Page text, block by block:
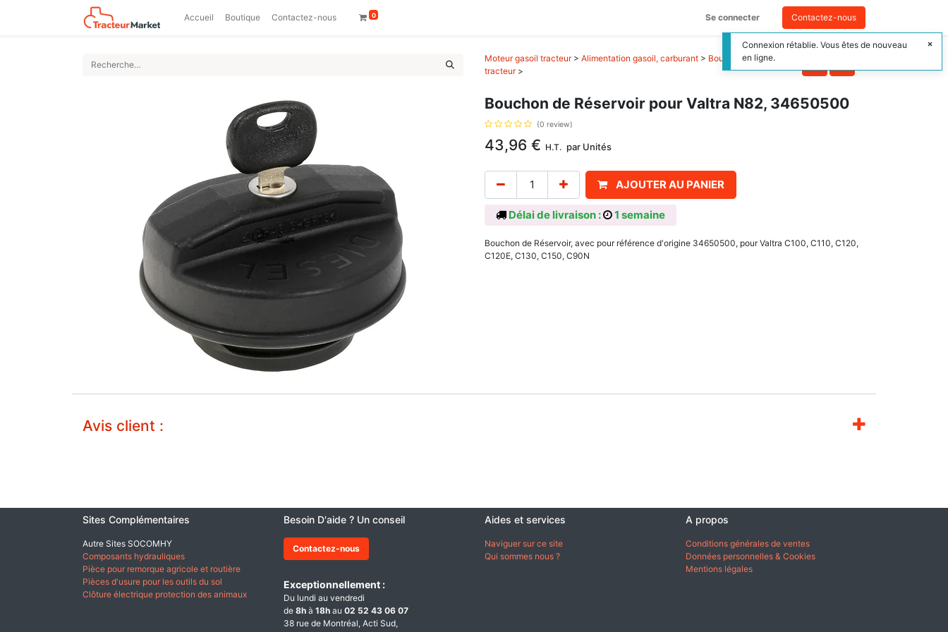
Accueil Boutique Contactez-nous 0 Se connecter Contactez-nous
Moteur gasoil tracteur> Alimentation gasoil, carburant > Bouchon du réservoir
tracteur>
Bouchon de Réservoir pour Valtra N82, 34650500
(0 review)
43,96 € H.T. par Unités
AJOUTER AU PANIER
Délai de livraison : 1 semaine
Bouchon de Réservoir, avec pour référence d'origine 34650500, pour Valtra C100, C110, C120,
C120E, C130, C150, C90N
Avis client :
Sites Complémentaires
Autre Sites SOCOMHY
Composants hydrauliques
Pièce pour remorque agricole et routière
Pièces d'usure pour les outils du sol
Clôture électrique protection des animaux
Besoin D'aide ? Un conseil
Contactez-nous
Exceptionnellement :
Du lundi au vendredi
de 8h à 18h au 02 52 43 06 07
38 rue de Montréal, Acti Sud,
Aides et services
Naviguer sur ce site
Qui sommes nous ?
A propos
Conditions générales de ventes
Données personnelles & Cookies
Mentions légales
Connexion rétablie. Vous êtes de nouveau
en ligne.